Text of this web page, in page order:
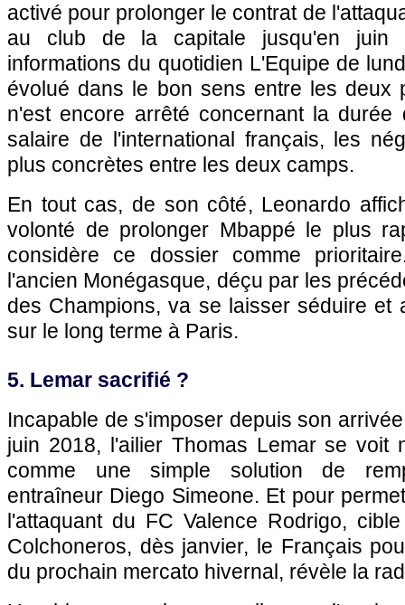
activé pour prolonger le contrat de
au club de la capitale jusqu'en juin
informations du quotidien L'Equipe de
évolué dans le bon sens entre les deux
n'est encore arrêté concernant la
salaire de l'international français, les
plus concrètes entre les deux camps.
En tout cas, de son côté, Leonardo
volonté de prolonger Mbappé le plus
considère ce dossier comme
l'ancien Monégasque, déçu par les
des Champions, va se laisser séduire et
sur le long terme à Paris.
5. Lemar sacrifié ?
Incapable de s'imposer depuis son
juin 2018, l'ailier Thomas Lemar se voit
comme une simple solution de
entraîneur Diego Simeone. Et pour
l'attaquant du FC Valence Rodrigo,
Colchoneros, dès janvier, le Français
du prochain mercato hivernal, révèle la